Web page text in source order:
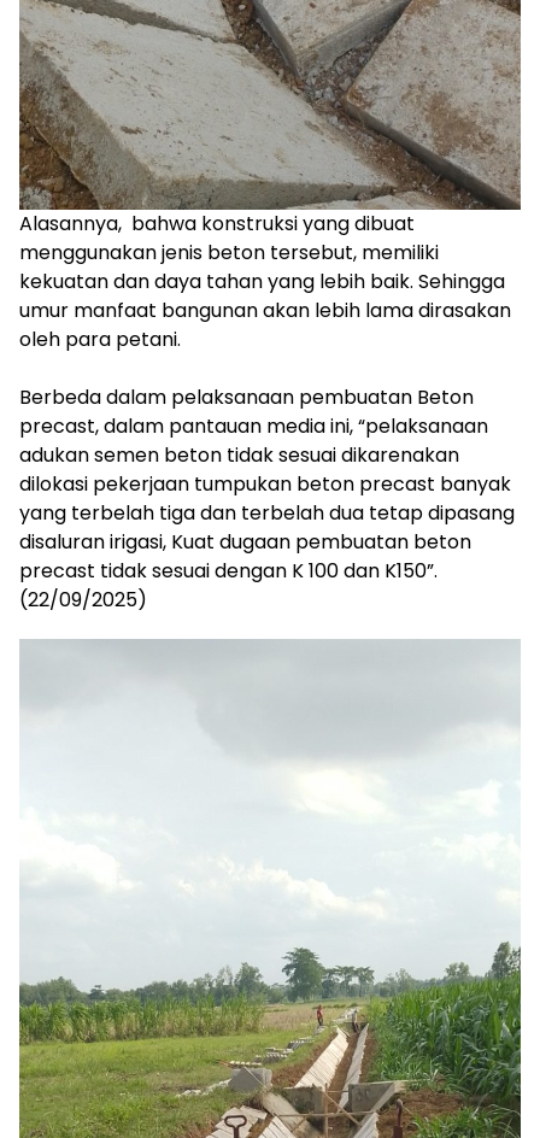
‎‎Alasannya, bahwa konstruksi yang dibuat
menggunakan jenis beton tersebut, memiliki
kekuatan dan daya tahan yang lebih baik. Sehingga
umur manfaat bangunan akan lebih lama dirasakan
oleh para petani.
‎Berbeda dalam pelaksanaan pembuatan Beton
precast, dalam pantauan media ini, “pelaksanaan
adukan semen beton tidak sesuai dikarenakan
dilokasi pekerjaan tumpukan beton precast banyak
yang terbelah tiga dan terbelah dua tetap dipasang
disaluran irigasi, Kuat dugaan pembuatan beton
precast tidak sesuai dengan K 100 dan K150”.
(22/09/2025)